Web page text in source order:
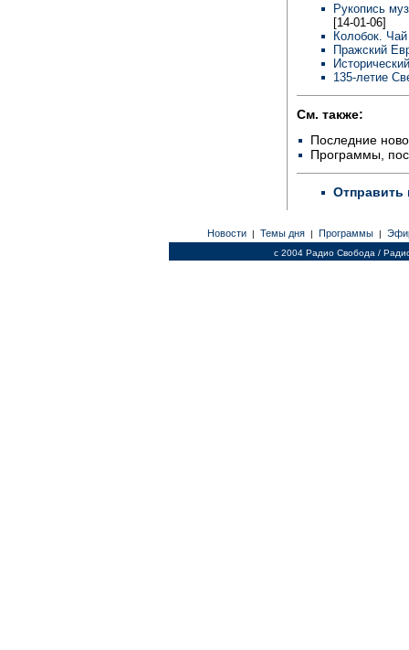
Рукопись
[14-01-06]
Колобок.
Пражский
135-летие
См. также:
Последние
Программы,
Отправить
Новости | Темы дня | Программы |
c 2004 Радио Свобода /